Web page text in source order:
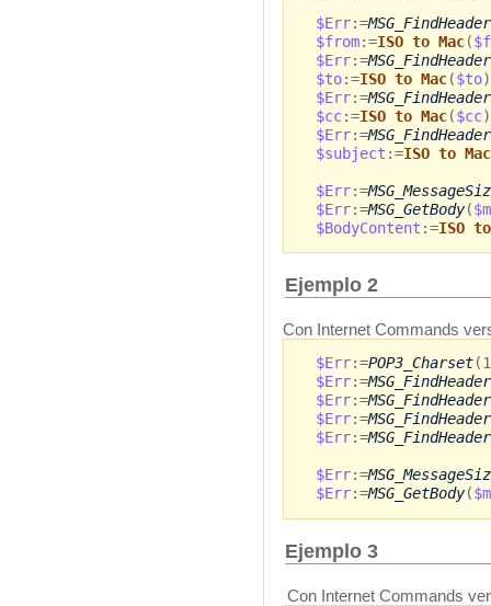
$Err:=MSG_FindHeader
$from:=ISO to Mac(
$Err:=MSG_FindHeader
$to:=ISO to Mac($to)
$Err:=MSG_FindHeader
$cc:=ISO to Mac($cc)
$Err:=MSG_FindHeader
$subject :=ISO to Mac
$Err:=
$Err:=MSG_GetBody(
$BodyContent :=ISO
Ejemplo 2
Con Internet Commands
$Err:=POP3_Charset
$Err:=MSG_FindHeader
$Err:=MSG_FindHeader
$Err:=MSG_FindHeader
$Err:=MSG_FindHeader
$Err:=
$Err:=MSG_GetBody(
Ejemplo 3
Con Internet Commands